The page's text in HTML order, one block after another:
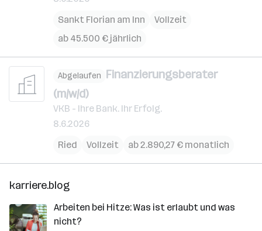
Sankt Florian am Inn
Vollzeit
ab 45.500 € jährlich
Abgelaufen Finanzierungsberater
(m/w/d)
VKB - Ihre Bank. Ihr Erfolg.
8.6.2026
Ried
Vollzeit ab 2.890,27 € monatlich
karriere.blog
Arbeiten bei Hitze: Was ist erlaubt und was
nicht?